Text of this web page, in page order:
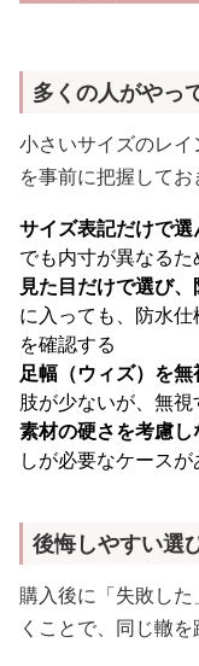
多くの人がやっ
小さいサイズのレ
を事前に把握してお
サイズ表記だけで選
でも内寸が異なる
見た目だけで選び
に入っても、防水
を確認する
足幅（ウィズ）を無
肢が少ないが、無
素材の硬さを考慮し
しが必要なケースが
後悔しやすい選
購入後に「失敗し
くことで、同じ轍を